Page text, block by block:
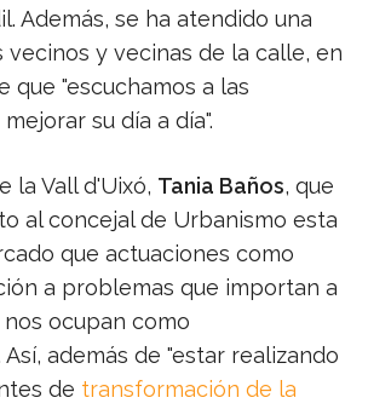
Además, se ha atendido una
y vecinas de la calle, en
que "escuchamos a las
su día a día".
la Vall d'Uixó, Tania Baños, que
al concejal de Urbanismo esta
que actuaciones como
a problemas que importan a
ocupan como
Así, además de "estar realizando
de transformación de la